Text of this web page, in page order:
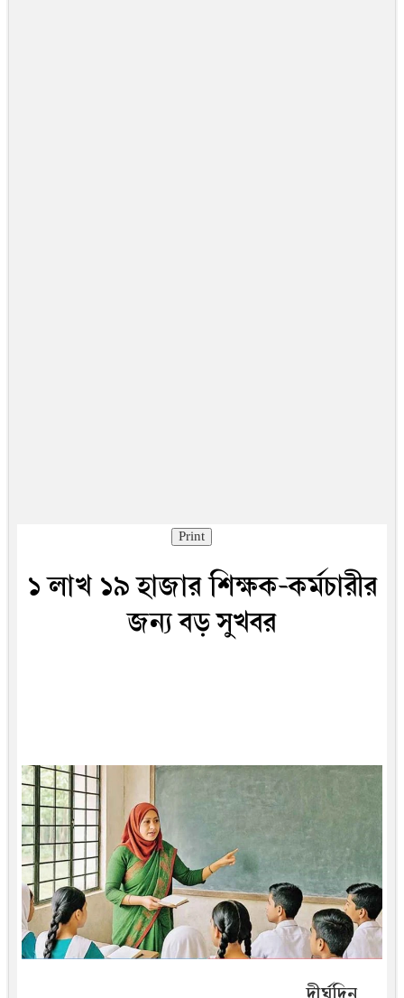
Print
১ লাখ ১৯ হাজার শিক্ষক-কর্মচারীর
জন্য বড় সুখবর